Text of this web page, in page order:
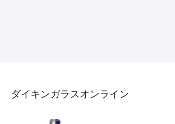
ダイキンガラスオンライン